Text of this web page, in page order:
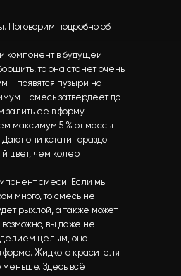
Поговорим подробно об
компонент в будущей
то она станет очень
- появятся пузыри на
- смесь затвердеет до
залить ее в форму.
максимум 5 % от массы
они кстати гораздо
цвет, чем колер.
смеси. Если мы
много, то смесь не
рыхлой, а также может
возможно, вы даже не
целым, оно
Жидкого красителя
меньше. Здесь всё